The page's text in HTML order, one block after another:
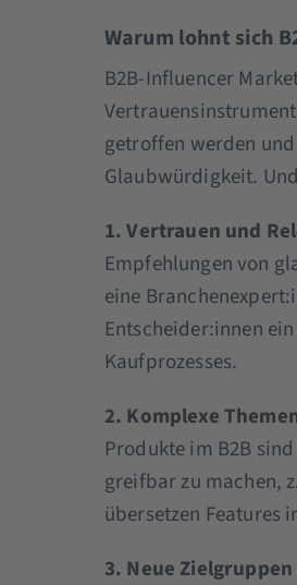
Warum lohnt sich
B2B-Influencer
getroffen werden
Glaubwürdigkeit.
1. Vertrauen und
Empfehlungen von
eine
Entscheider:innen
Kaufprozesses.
2. Komplexe
Produkte im B2B
greifbar zu machen,
übersetzen Features
3. Neue